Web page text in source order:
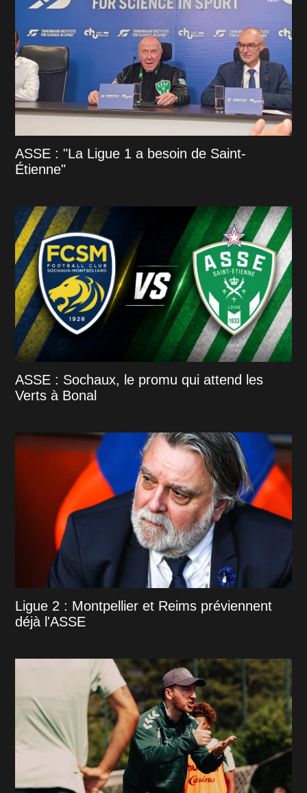
ASSE : "La Ligue 1 a besoin de Saint-
Étienne"
ASSE : Sochaux, le promu qui attend les
Verts à Bonal
Ligue 2 : Montpellier et Reims préviennent
déjà l'ASSE